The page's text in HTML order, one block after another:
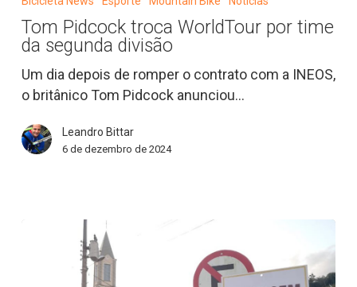
WorldTour
por
time
da
divisão
Tom Pidcock troca WorldTour por time
da segunda divisão
Um dia depois de romper o contrato com a INEOS,
o britânico Tom Pidcock anunciou…
Leandro Bittar
6 de dezembro de 2024